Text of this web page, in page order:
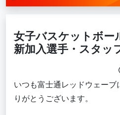
女子バスケットボ
新加入選手・スタッ
いつも富士通レッドウェーブ
りがとうございます。